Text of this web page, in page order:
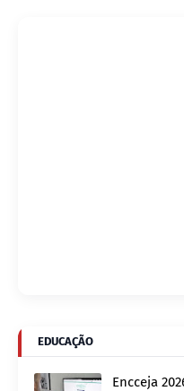
EDUCAÇÃO
Encceja